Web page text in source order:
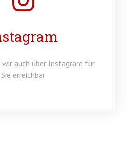
auch über Instagram für
Sie erreichbar